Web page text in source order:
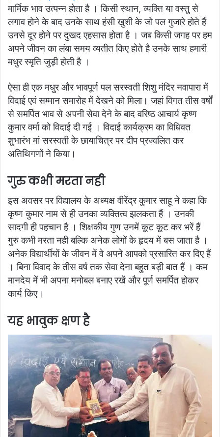
मार्मिक भाव उत्पन्न होता है । किसी स्थान, व्यक्ति या वस्तु से
लगाव होने के बाद उनके साथ हंसी खुशी के जो पल गुजारे होते हैं
उनसे दूर होने पर दुखद एहसास होता है । जब किसी जगह पर हम
अपने जीवन का लंबा समय व्यतीत किए होते है उनके साथ हमारी
मधुर स्मृति जुड़ी होती है ।
ऐसा ही एक मधुर और भावपूर्ण पल सरस्वती शिशु मंदिर नवापारा में
विदाई एवं सम्मान समारोह में देखने को मिला। जहां विगत तीस वर्षों
से समर्पित भाव से अपनी सेवा देने के बाद वरिष्ठ आचार्य कृष्ण
कुमार वर्मा को विदाई दी गई ।विदाई कार्यक्रम का विधिवत
शुभारंभ मां सरस्वती के छायाचित्र पर दीप प्रज्वलित कर
अतिथिगणों ने किया।
गुरु कभी मरता नही
इस अवसर पर विद्यालय के अध्यक्ष वीरेंद्र कुमार साहू ने कहा कि
कृष्ण कुमार नाम से ही उनका व्यक्तित्व झलकता हैं । उनकी
सादगी ही पहचान है । शिक्षकीय गुण उनमें कूट कूट कर भरें हैं
गुरु कभी मरता नही बल्कि अनेक लोगों के हृदय में बस जाता है ।
अनेक विद्यार्थीयों के जीवन में वे अपने आपकोप्रसारित कर दिए हैं
। बिना विवाद के तीस वर्ष तक सेवा देना बहुत बड़ी बात हैं । कम
मानदेय में भी अपना मनोबल बनाए रखें और पूर्ण समर्पित होकर
कार्य किए।
यह भावुक क्षण है